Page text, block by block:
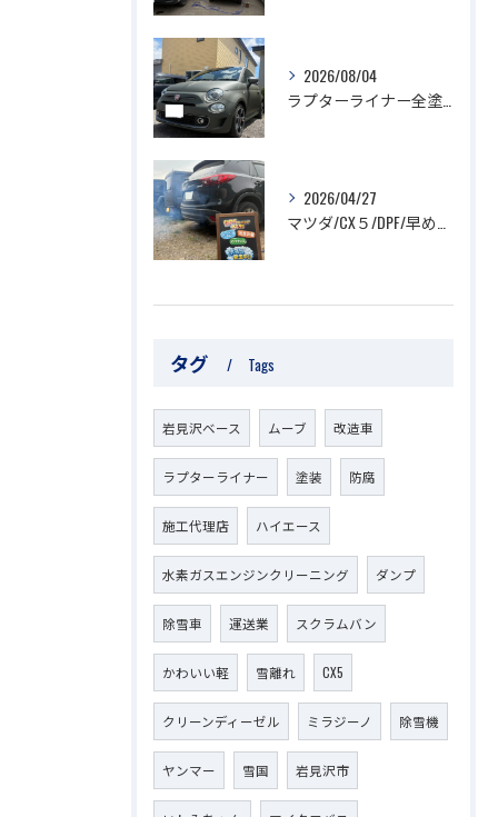
2026/08/04
2026/04/27
タグ Tags
岩見沢ベース ムーブ 改造車
ラプターライナー 塗装 防腐
施工代理店 ハイエース
水素ガスエンジンクリーニング ダンプ
除雪車 運送業 スクラムバン
かわいい軽 雪離れ CX5
クリーンディーゼル ミラジーノ 除雪機
ヤンマー 雪国 岩見沢市